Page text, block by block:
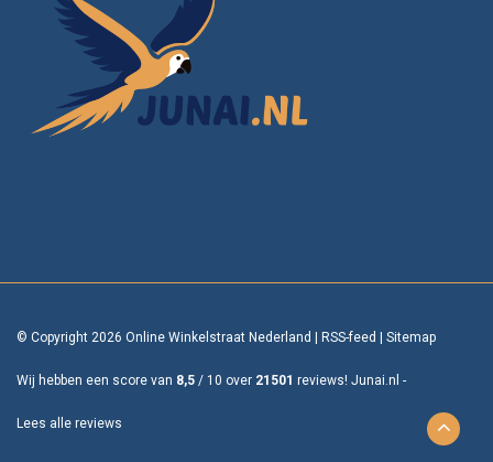
© Copyright 2026 Online Winkelstraat Nederland RSS-feed Sitemap
Wij hebben een score van 8,5 / 10 over 21501 reviews! Junai.nl -
Lees alle reviews